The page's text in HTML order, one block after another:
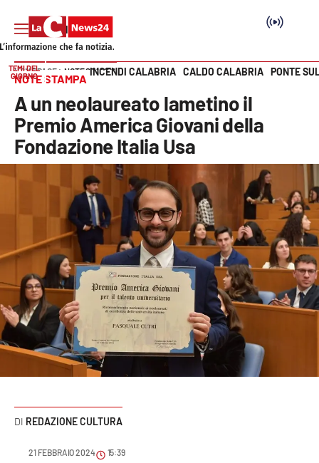
SEZIONI
Cronaca
Politica
Attualità
Economia e lavoro
Italia Mondo
Sanità
Sport
Vai
TEMI DEL
GIORNO
INCENDI CALABRIA CALDO CALABRIA PONTE
HOME PAGE NOTE STAMPA
NOTE STAMPA
A un neolaureato lametino il
Premio America Giovani della
Fondazione Italia Usa
REDAZIONE CULTURA
21 FEBBRAIO 2024 15:39